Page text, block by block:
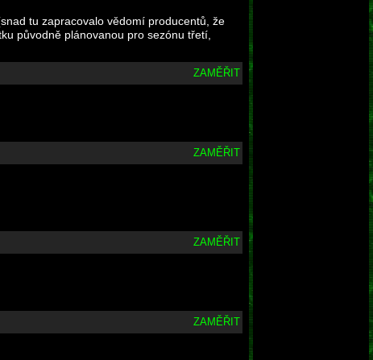
tu zapracovalo vědomí producentů, že
původně plánovanou pro sezónu třetí,
ZAMĚŘIT
ZAMĚŘIT
ZAMĚŘIT
ZAMĚŘIT